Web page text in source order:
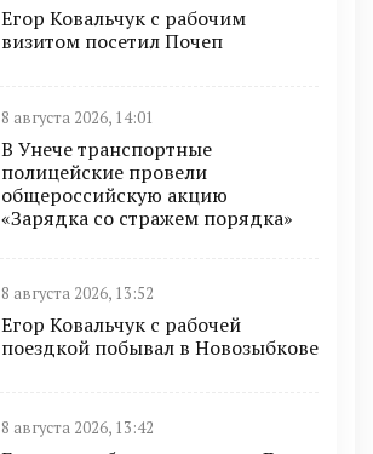
Егор Ковальчук с рабочим
визитом посетил Почеп
8 августа 2026, 14:01
В Унече транспортные
полицейские провели
общероссийскую акцию
«Зарядка со стражем порядка»
8 августа 2026, 13:52
Егор Ковальчук с рабочей
поездкой побывал в Новозыбкове
8 августа 2026, 13:42